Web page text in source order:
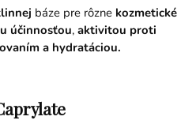
báze pre rôzne kozmetické
účinnosťou,aktivitou proti
a hydratáciou.